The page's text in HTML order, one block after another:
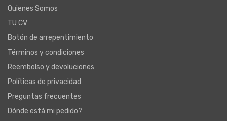
Quienes Somos
TU CV
Botón de arrepentimiento
Términos y condiciones
Reembolso y devoluciones
Políticas de privacidad
Preguntas frecuentes
Dónde está mi pedido?